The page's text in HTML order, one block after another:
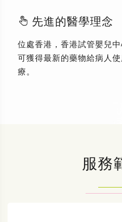
先進的醫學理念
位處香港，香港試管嬰兒
可獲得最新的藥物給病人
療。
服務